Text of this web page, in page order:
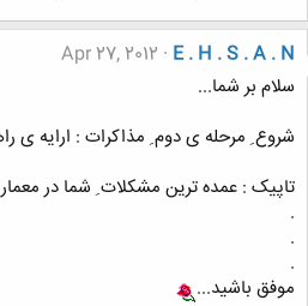
E . H . S . A . N
Apr 27, 2012
سلام بر شما...
شروع ِ مرحله ی دوم ِ مذاکرات : ارایه ی
تاپیک : عمده ترین مشکلات ِ شما در
.
.
.
موفق باشید...